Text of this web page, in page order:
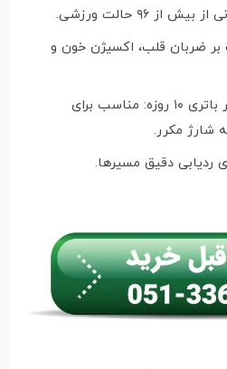
۹۶ حالت ورزشی.
ضربان قلب، اکسیژن خون و
ساعت هوشمند huawei عمر باتری ۱۰ روزه: مناسب برای
شارژ مکرر.